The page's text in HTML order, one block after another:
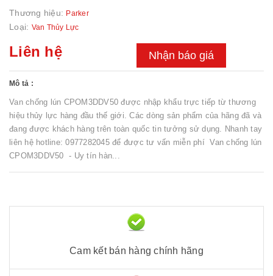
Thương hiệu: Parker
Loại: Van Thủy Lực
Liên hệ Nhận báo giá
Mô tả :
Van chống lún CPOM3DDV50 được nhập khẩu trực tiếp từ thương
hiệu thủy lực hàng đầu thế giới. Các dòng sản phẩm của hãng đã và
đang được khách hàng trên toàn quốc tin tưởng sử dụng. Nhanh tay
liên hệ hotline: 0977282045 để được tư vấn miễn phí Van chống lún
CPOM3DDV50 - Uy tín hàn...
Cam kết bán hàng chính hãng